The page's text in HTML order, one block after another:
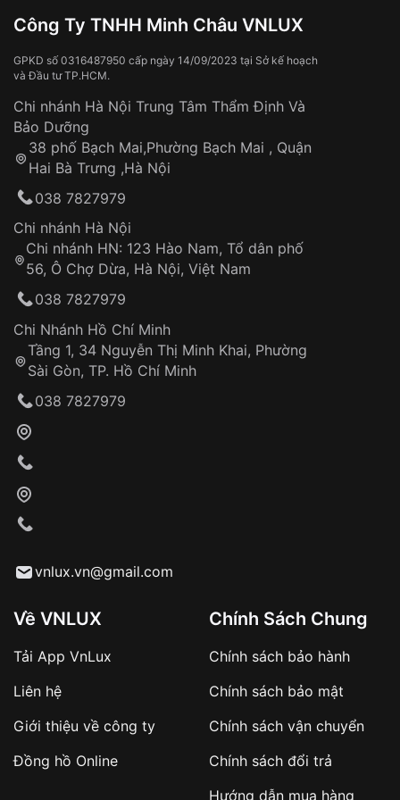
Xem thêm
Thời gian vận chuyển trung bình: 3 – 5 ngày
làm việc
Áp dụng cho tất cả tỉnh thành trên toàn quốc
Thời gian tính từ khi xác nhận đơn hàng thành
công
Hotline: 0585 215 215
Từ khóa SEO:
Khách hàng kiểm tra và thanh toán trực tiếp
Từ khóa SEO:
sản phẩm đặc biệt
hàng
Số tiền còn lại thanh toán khi nhận hàng hoặc
Đồng hồ bị hư hỏng do:
Tai nạn hoặc tác động từ bên ngoài
Hao mòn tự nhiên theo thời gian:
Dây đeo
Sản phẩm đã bị:
Tự ý sửa chữa
thống VNLUX
Đảm bảo quyền lợi khách hàng
Đồng hành cùng khách hàng trong suốt quá
trình sử dụng
Công Ty TNHH Minh Châu VNLUX
GPKD số 0316487950 cấp ngày 14/09/2023 tại Sở kế hoạch
và Đầu tư TP.HCM.
Chi nhánh Hà Nội Trung Tâm Thẩm Định Và
Bảo Dưỡng
38 phố Bạch Mai,Phường Bạch Mai , Quận
Hai Bà Trưng ,Hà Nội
038 7827979
Chi nhánh Hà Nội
Chi nhánh HN: 123 Hào Nam, Tổ dân phố
56, Ô Chợ Dừa, Hà Nội, Việt Nam
038 7827979
Chi Nhánh Hồ Chí Minh
Tầng 1, 34 Nguyễn Thị Minh Khai, Phường
Sài Gòn, TP. Hồ Chí Minh
038 7827979
vnlux.vn@gmail.com
Về VNLUX
Tải App VnLux
Liên hệ
Giới thiệu về công ty
Đồng hồ Online
Chính Sách Chung
Chính sách bảo hành
Chính sách bảo mật
Chính sách vận chuyển
Chính sách đổi trả
Hướng dẫn mua hàng